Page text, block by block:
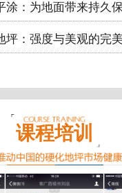
涂：为地面带来持久
坪：强度与美观的完
课程培训